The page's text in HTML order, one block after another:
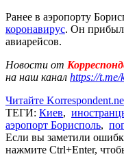
Ранее в аэропорту
коронавирус. Он прибыл
авиарейсов.
Новости от
на наш канал https://t.me/
Читайте
ТЕГИ: Киев,
аэропорт Борисполь,
Если вы заметили
нажмите Ctrl+Enter,